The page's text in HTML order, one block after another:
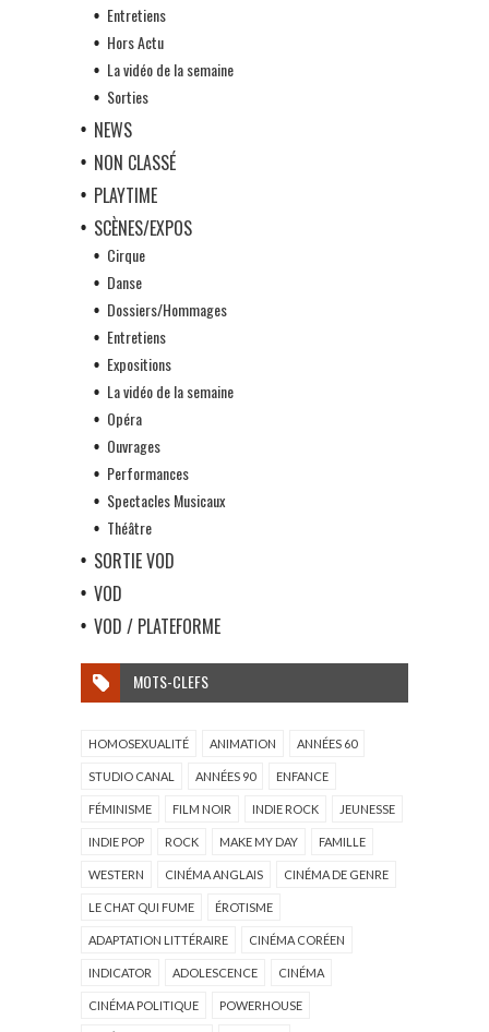
Entretiens
Hors Actu
La vidéo de la semaine
Sorties
NEWS
NON CLASSÉ
PLAYTIME
SCÈNES/EXPOS
Cirque
Danse
Dossiers/Hommages
Entretiens
Expositions
La vidéo de la semaine
Opéra
Ouvrages
Performances
Spectacles Musicaux
Théâtre
SORTIE VOD
VOD
VOD / PLATEFORME
MOTS-CLEFS
HOMOSEXUALITÉ ANIMATION ANNÉES 60
STUDIO CANAL ANNÉES 90 ENFANCE
FÉMINISME FILM NOIR INDIE ROCK JEUNESSE
INDIE POP ROCK MAKE MY DAY FAMILLE
WESTERN CINÉMA ANGLAIS CINÉMA DE GENRE
LE CHAT QUI FUME ÉROTISME
ADAPTATION LITTÉRAIRE CINÉMA CORÉEN
INDICATOR ADOLESCENCE CINÉMA
CINÉMA POLITIQUE POWERHOUSE